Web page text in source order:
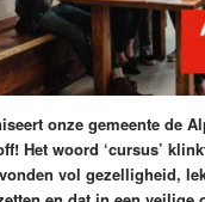
onze gemeente de
Het woord ‘cursus’
vol gezelligheid,